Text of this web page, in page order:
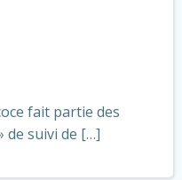
fait partie des
de suivi de […]